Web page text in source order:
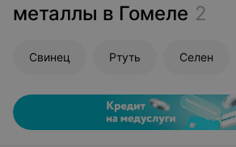
металлы в Гомеле 2
Свинец Ртуть Селен